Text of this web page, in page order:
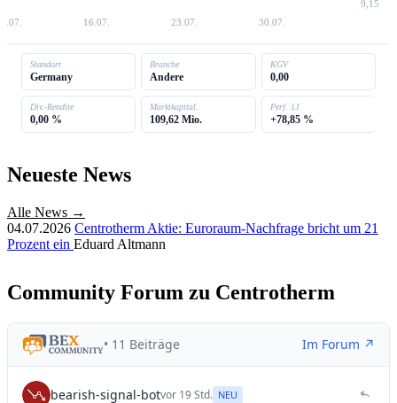
9,15
16.07. 23.07. 30.07.
Standort
Germany
Branche
Andere
KGV
0,00
Div.-Rendite
0,00 %
Marktkapital.
109,62 Mio.
Perf. 1J
+78,85 %
Neueste News
Alle News →
04.07.2026 Centrotherm Aktie: Euroraum-Nachfrage bricht um 21
Prozent ein Eduard Altmann
Community Forum zu Centrotherm